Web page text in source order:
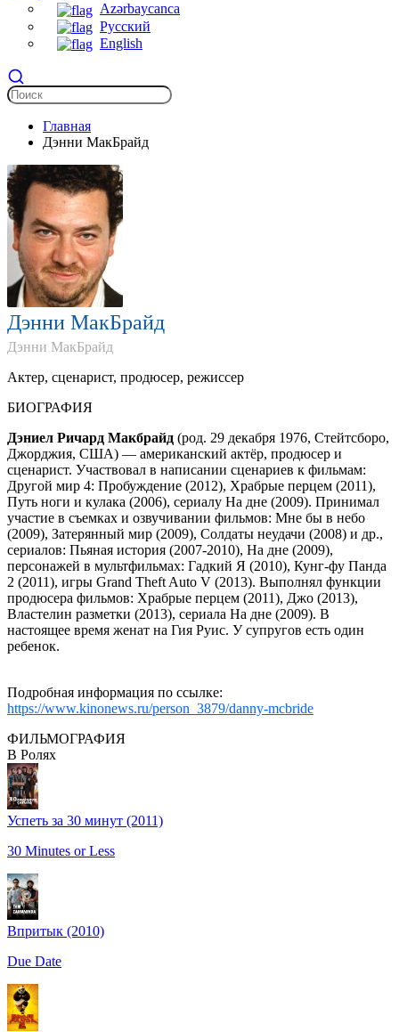
Azərbaycanca
Русский
English
Главная
Дэнни МакБрайд
Дэнни МакБрайд
Дэнни МакБрайд
Актер, cценарист, продюсер, режиссер
БИОГРАФИЯ
Дэниел Ричард Макбрайд (род. 29 декабря 1976, Стейтсборо,
Джорджия, США) — американский актёр, продюсер и
сценарист. Участвовал в написании сценариев к фильмам:
Другой мир 4: Пробуждение (2012), Храбрые перцем (2011),
Путь ноги и кулака (2006), сериалу На дне (2009). Принимал
участие в съемках и озвучивании фильмов: Мне бы в небо
(2009), Затерянный мир (2009), Солдаты неудачи (2008) и др.,
сериалов: Пьяная история (2007-2010), На дне (2009),
персонажей в мультфильмах: Гадкий Я (2010), Кунг-фу Панда
2 (2011), игры Grand Theft Auto V (2013). Выполнял функции
продюсера фильмов: Храбрые перцем (2011), Джо (2013),
Властелин разметки (2013), сериала На дне (2009). В
настоящее время женат на Гия Руис. У супругов есть один
ребенок.
Подробная информация по ссылке:
https://www.kinonews.ru/person_3879/danny-mcbride
ФИЛЬМОГРАФИЯ
В Ролях
Успеть за 30 минут (2011)
30 Minutes or Less
Впритык (2010)
Due Date